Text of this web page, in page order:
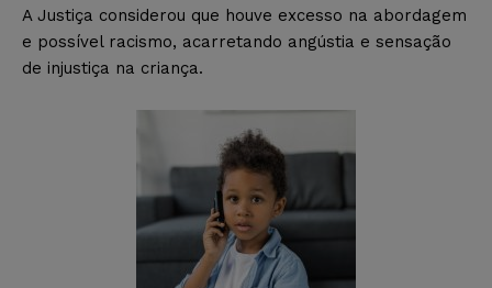
A Justiça considerou que houve excesso na abordagem
e possível racismo, acarretando angústia e sensação
de injustiça na criança.